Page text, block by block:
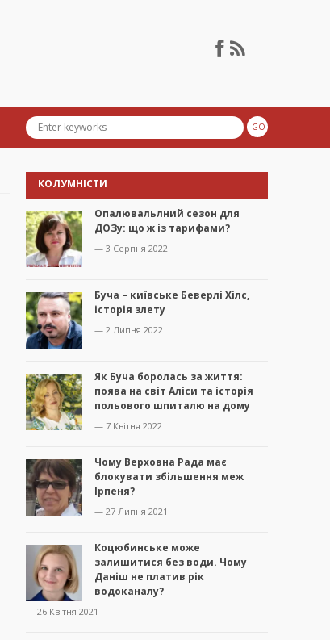
КОЛУМНІСТИ
Опалювальлний сезон для
ДОЗу: що ж із тарифами?
— 3 Серпня 2022
Буча – київське Беверлі Хілс,
історія злету
— 2 Липня 2022
Як Буча боролась за життя:
поява на світ Аліси та історія
польового шпиталю на дому
— 7 Квітня 2022
Чому Верховна Рада має
блокувати збільшення меж
Ірпеня?
— 27 Липня 2021
Коцюбинське може
залишитися без води. Чому
Даніш не платив рік
водоканалу?
— 26 Квітня 2021